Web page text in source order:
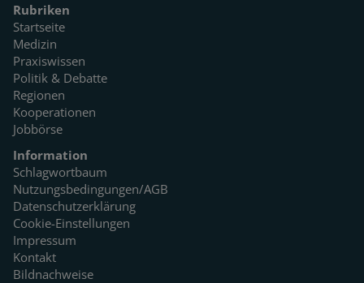
Rubriken
Startseite
Medizin
Praxiswissen
Politik & Debatte
Regionen
Kooperationen
Jobbörse
Information
Schlagwortbaum
Nutzungsbedingungen/AGB
Datenschutzerklärung
Cookie-Einstellungen
Impressum
Kontakt
Bildnachweise